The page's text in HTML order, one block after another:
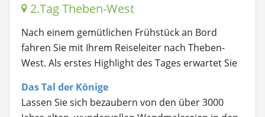
2.Tag Theben-West
Nach einem gemütlichen Frühstück an Bord
fahren Sie mit Ihrem Reiseleiter nach Theben-
West. Als erstes Highlight des Tages erwartet Sie
Das Tal der Könige
Lassen Sie sich bezaubern von den über 3000